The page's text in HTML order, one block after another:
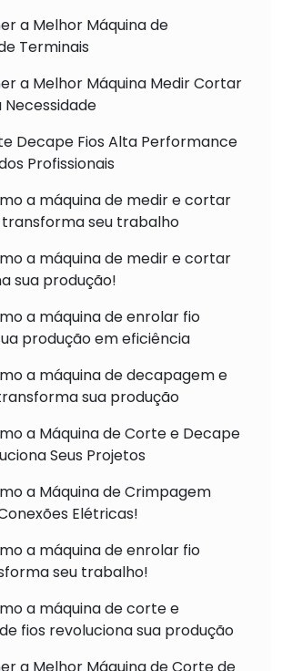
a Melhor Máquina de
Terminais
a Melhor Máquina Medir Cortar
Necessidade
Decape Fios Alta Performance
Profissionais
a máquina de medir e cortar
seu trabalho
a máquina de medir e cortar
sua produção!
a máquina de enrolar fio
produção em eficiência
a máquina de decapagem e
sua produção
a Máquina de Corte e Decape
Seus Projetos
a Máquina de Crimpagem
Elétricas!
a máquina de enrolar fio
seu trabalho!
a máquina de corte e
fios revoluciona sua produção
a Melhor Máquina de Corte de